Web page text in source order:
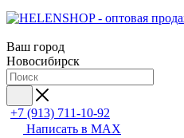
Ваш город
Новосибирск
+7 (913) 711-10-92
Написать в MAX